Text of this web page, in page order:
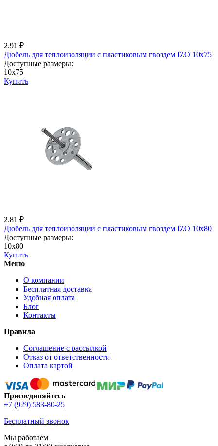
2.91 ₽
Дюбель для теплоизоляции с пластиковым гвоздем IZО 10x75
Доступные размеры:
10x75
Купить
2.81 ₽
Дюбель для теплоизоляции с пластиковым гвоздем IZО 10x80
Доступные размеры:
10x80
Купить
Меню
О компании
Бесплатная доставка
Удобная оплата
Блог
Контакты
Правила
Соглашение с рассылкой
Отказ от ответственности
Оплата картой
Присоединяйтесь
+7 (929) 583-80-25
Бесплатный звонок
Мы работаем